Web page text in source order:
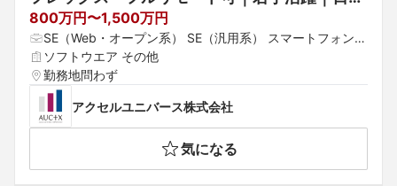
を代表する大企業の先端プロジェクトも手掛け
る“少数精鋭”のシステム開発企業
800万円〜1,500万円
SE（Web・オープン系） SE（汎用系） スマートフォンア
プリエンジニア
ソフトウエア その他
勤務地問わず
アクセルユニバース株式会社
気になる